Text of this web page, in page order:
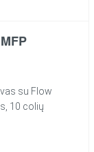
su Flow
10 colių